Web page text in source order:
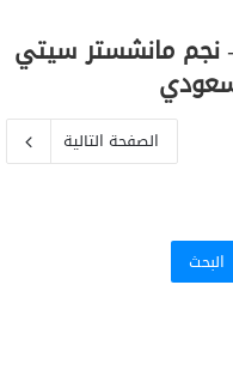
– نجم مانشستر سيتي
الصفحة التالية
البحث